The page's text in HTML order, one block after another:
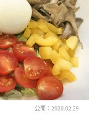
公開：2020.02.29